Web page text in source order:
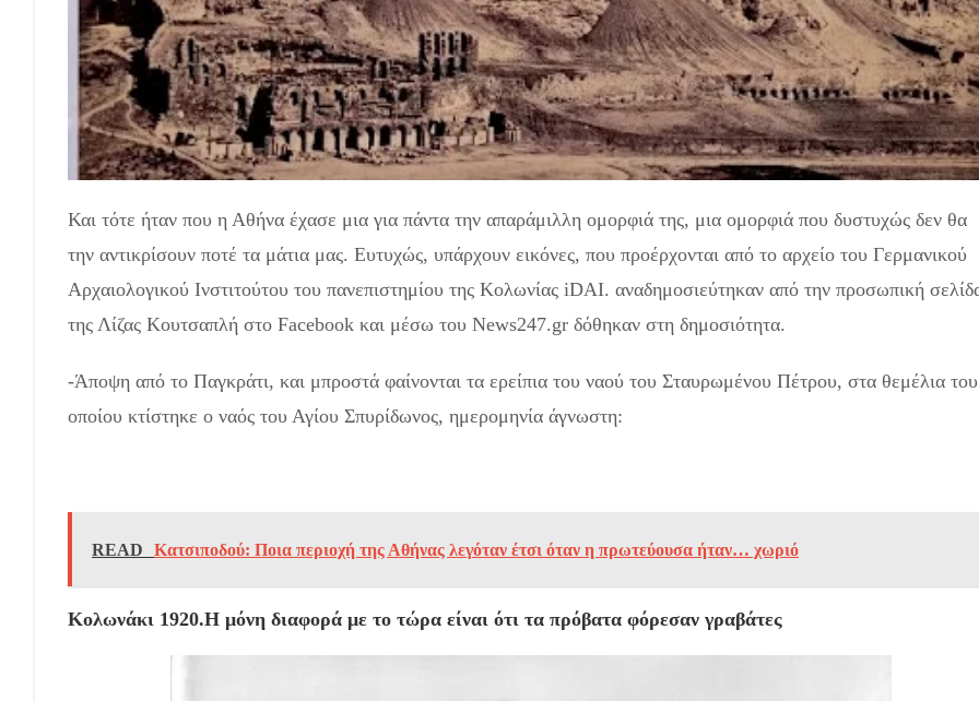
Και τότε ήταν που η Αθήνα έχασε μια για πάντα την απαράμιλλη ομορφιά της, μια ομορφιά που δυστυχώς δεν θα
την αντικρίσουν ποτέ τα μάτια μας. Ευτυχώς, υπάρχουν εικόνες, που προέρχονται από το αρχείο του Γερμανικού
Αρχαιολογικού Ινστιτούτου του πανεπιστημίου της Κολωνίας iDAI. αναδημοσιεύτηκαν από την προσωπική
της Λίζας Κουτσαπλή στο Facebook και μέσω του News247.gr δόθηκαν στη δημοσιότητα.
-Άποψη από το Παγκράτι, και μπροστά φαίνονται τα ερείπια του ναού του Σταυρωμένου Πέτρου, στα θεμέλια του
οποίου κτίστηκε ο ναός του Αγίου Σπυρίδωνος, ημερομηνία άγνωστη:
READ Κατσιποδού: Ποια περιοχή της Αθήνας λεγόταν έτσι όταν η πρωτεύουσα ήταν… χωριό
Κολωνάκι 1920.Η μόνη διαφορά με το τώρα είναι ότι τα πρόβατα φόρεσαν γραβάτες